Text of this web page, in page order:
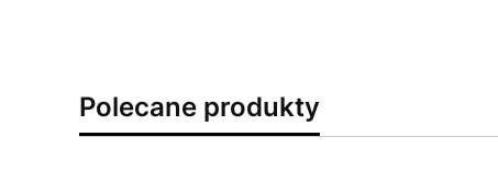
Polecane produkty